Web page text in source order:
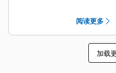
转子设
料，减
和降低
阅读更多
加载